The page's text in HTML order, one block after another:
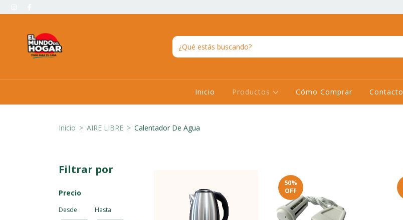
Inicio Productos Cómo Comprar Contacto
Inicio > AIRE LIBRE > Calentador De Agua
Filtrar por
Precio
Desde Hasta
50%
OFF